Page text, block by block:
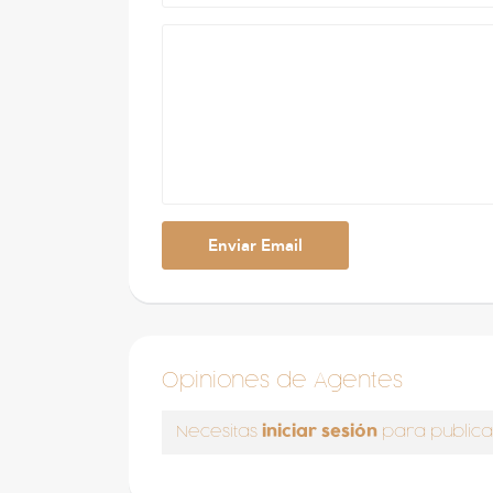
Opiniones de Agentes
Necesitas iniciar sesión para